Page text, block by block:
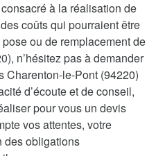
à la réalisation de
coûts qui pourraient être
ou de remplacement de
n’hésitez pas à demander
Charenton-le-Pont (94220)
d’écoute et de conseil,
pour vous un devis
vos attentes, votre
des obligations